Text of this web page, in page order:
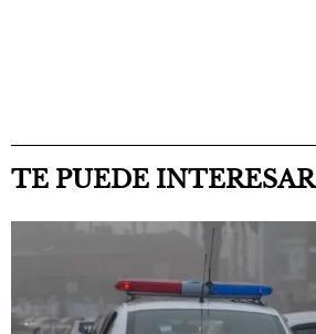
TE PUEDE INTERESAR